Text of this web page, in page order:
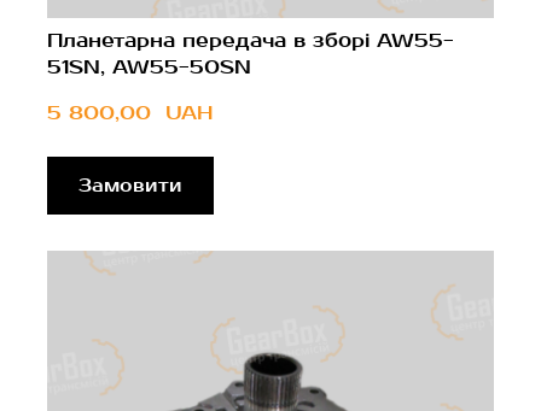
Планетарна передача в зборі AW55-
51SN, AW55-50SN
5 800,00  UAH
Замовити